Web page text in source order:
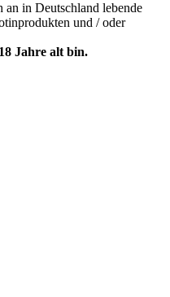
an in Deutschland lebende
und / oder
Jahre alt bin.